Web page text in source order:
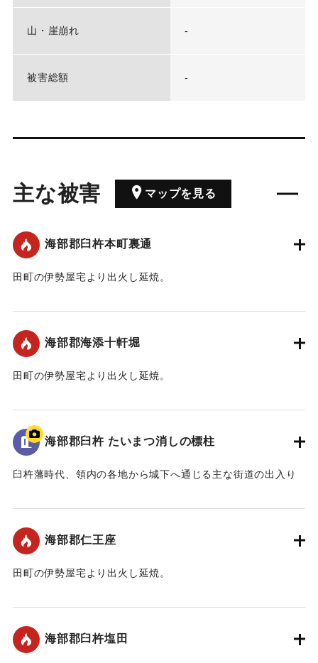
山・崖崩れ -
被害総額 -
主な被害 マップを見る
海部郡臼杵本町裏通
田町の伊勢屋宅より出火し延焼。
｜固有コード:00109006
海部郡海添十軒堀
田町の伊勢屋宅より出火し延焼。
｜固有コード:00109007
海部郡臼杵 たいまつ消しの標柱
臼杵藩時代、領内の各地から城下へ通じる主な街道の出入り
り・・・・・・たいまつ無用」と刻まれた標柱が立てられて
いました。これは、夜間たいまつをかざして城下に入ってく
る者は、誰であろうとこの標柱から先はたいまつを消して入
でした。また、夜間城下を出る場合もこの標柱より先でなけ
いうことが上げられると思います。破壊を逃れた二基の標柱
だけが市立図書館に移され、ひっそりと庭の片隅に立てられ
海部郡仁王座
田町の伊勢屋宅より出火し延焼。
｜固有コード:00109001
海部郡臼杵塩田